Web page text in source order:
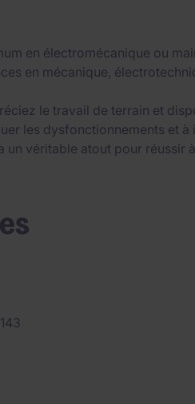
en électromécanique ou
en mécanique,
le travail de terrain et
les dysfonctionnements et à
véritable atout pour réussir